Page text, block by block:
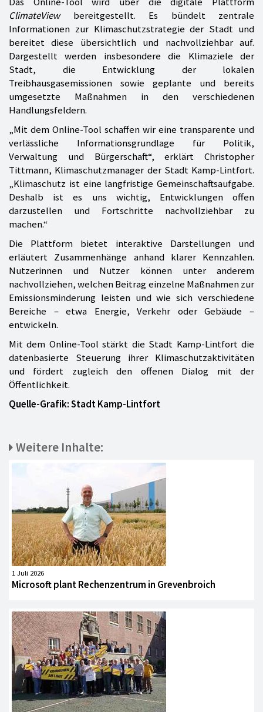
ClimateViewbereitgestellt. Es bündelt zentrale
Informationen zur Klimaschutzstrategie der Stadt und
bereitet diese übersichtlich und nachvollziehbar auf.
Dargestellt werden insbesondere die Klimaziele der
Stadt, die Entwicklung der lokalen
Treibhausgasemissionen sowie geplante und bereits
umgesetzte Maßnahmen in den verschiedenen
Handlungsfeldern.
„Mit dem Online-Tool schaffen wir eine transparente und
verlässliche Informationsgrundlage für Politik,
Verwaltung und Bürgerschaft“, erklärt Christopher
Tittmann, Klimaschutzmanager der Stadt Kamp-Lintfort.
„Klimaschutz ist eine langfristige Gemeinschaftsaufgabe.
Deshalb ist es uns wichtig, Entwicklungen offen
darzustellen und Fortschritte nachvollziehbar zu
machen.“
Die Plattform bietet interaktive Darstellungen und
erläutert Zusammenhänge anhand klarer Kennzahlen.
Nutzerinnen und Nutzer können unter anderem
nachvollziehen, welchen Beitrag einzelne Maßnahmen zur
Emissionsminderung leisten und wie sich verschiedene
Bereiche – etwa Energie, Verkehr oder Gebäude –
entwickeln.
Mit dem Online-Tool stärkt die Stadt Kamp-Lintfort die
datenbasierte Steuerung ihrer Klimaschutzaktivitäten
und fördert zugleich den offenen Dialog mit der
Öffentlichkeit.
Quelle-Grafik: Stadt Kamp-Lintfort
Weitere Inhalte:
1 Juli 2026
Microsoft plant Rechenzentrum in Grevenbroich